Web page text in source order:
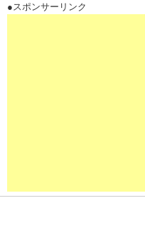
●スポンサーリンク